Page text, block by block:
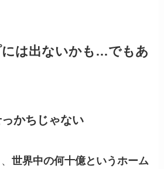
は出ないかも…でもあ
かちじゃない
世界中の何十億というホーム